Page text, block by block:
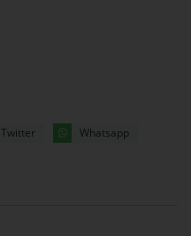
Twitter Whatsapp